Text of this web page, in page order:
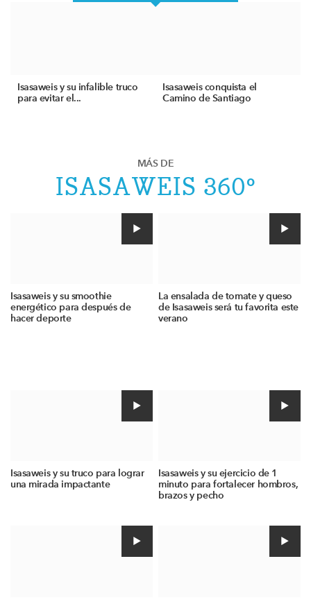
Isasaweis y su infalible truco
para evitar el...
Isasaweis conquista el
Camino de Santiago
MÁS DE
ISASAWEIS 360º
Isasaweis y su smoothie
energético para después de
hacer deporte
La ensalada de tomate y queso
de Isasaweis será tu favorita este
verano
Isasaweis y su truco para lograr
una mirada impactante
Isasaweis y su ejercicio de 1
minuto para fortalecer hombros,
brazos y pecho